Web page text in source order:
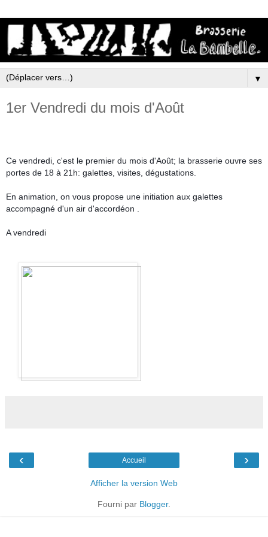
▼
1er Vendredi du mois d'Août
Ce vendredi, c'est le premier du mois d'Août; la brasserie ouvre ses
portes de 18 à 21h: galettes, visites, dégustations.
En animation, on vous propose une initiation aux galettes
accompagné d'un air d'accordéon .
A vendredi
‹ ›
Accueil
Afficher la version Web
Fourni par Blogger.